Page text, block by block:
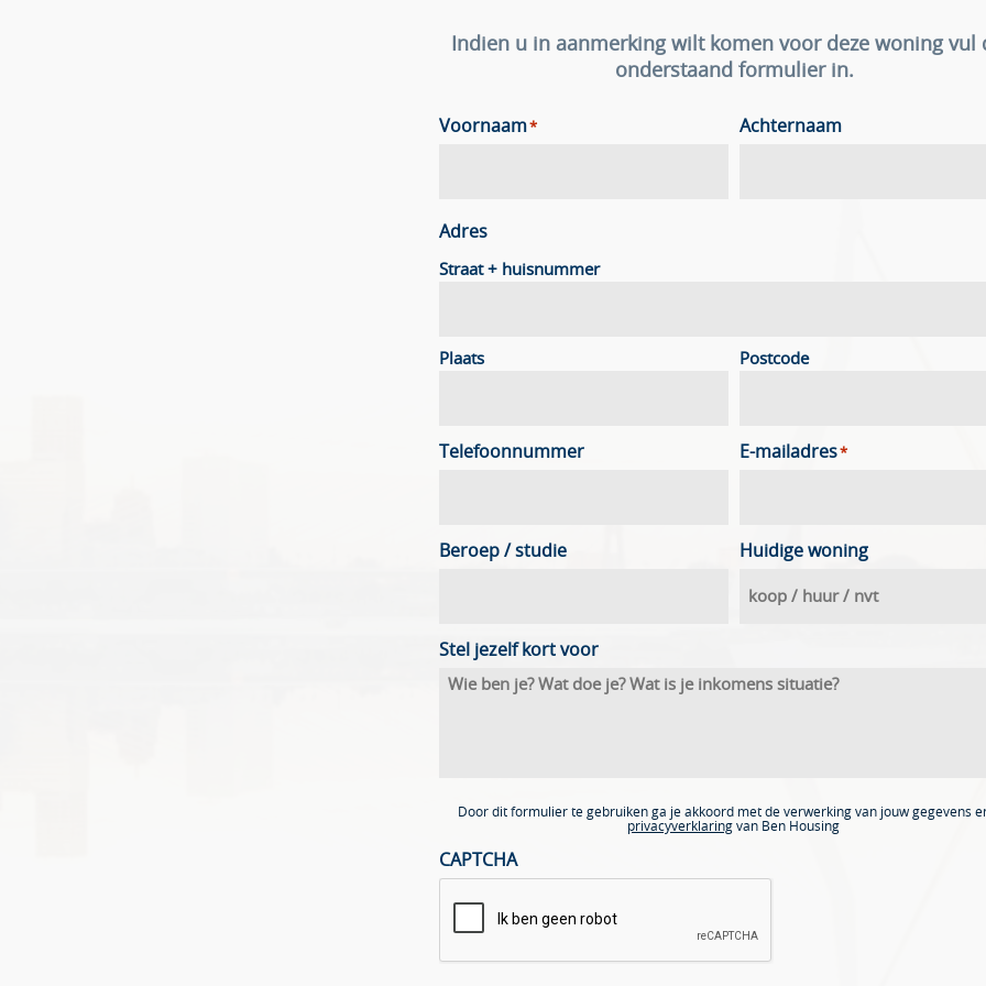
Indien u in aanmerking wilt komen voor deze woning vul
onderstaand formulier in.
Voornaam* Achternaam
Adres
Straat + huisnummer
Plaats Postcode
Telefoonnummer E-mailadres*
Beroep / studie Huidige woning
Stel jezelf kort voor
Door dit formulier te gebruiken ga je akkoord met de verwerking van jouw gegevens
privacyverklaring van Ben Housing
CAPTCHA